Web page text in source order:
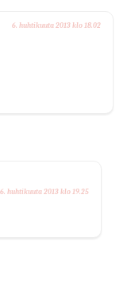
6. huhtikuuta 2013 klo 18.02
6. huhtikuuta 2013 klo 19.25